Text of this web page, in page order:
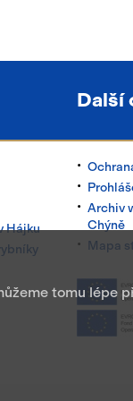
Další
Hájku
Archiv
Chýně
Mapa
tomu lépe